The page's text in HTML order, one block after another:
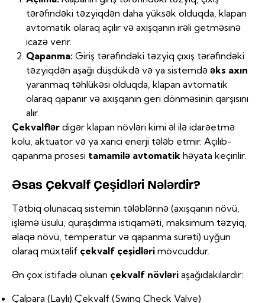
tərəfindəki təzyiqdən daha yüksək olduqda, klapan
avtomatik olaraq açılır və axışqanın irəli getməsinə
icazə verir.
Qapanma: Giriş tərəfindəki təzyiq çıxış tərəfindəki
təzyiqdən aşağı düşdükdə və ya sistemdə əks axın
yaranmaq təhlükəsi olduqda, klapan avtomatik
olaraq qapanır və axışqanın geri dönməsinin qarşısını
alır.
Çekvalflər digər klapan növləri kimi əl ilə idarəetmə
kolu, aktuator və ya xarici enerji tələb etmir. Açılıb-
qapanma prosesi tamamilə avtomatik həyata keçirilir.
Əsas Çekvalf Çeşidləri Nələrdir?
Tətbiq olunacaq sistemin tələblərinə (axışqanın növü,
işləmə üsulu, quraşdırma istiqaməti, maksimum təzyiq,
əlaqə növü, temperatur və qapanma sürəti) uyğun
olaraq müxtəlif çekvalf çeşidləri mövcuddur.
Ən çox istifadə olunan çekvalf növləri aşağıdakılardır:
Çalpara (Laylı) Çekvalf (Swing Check Valve)